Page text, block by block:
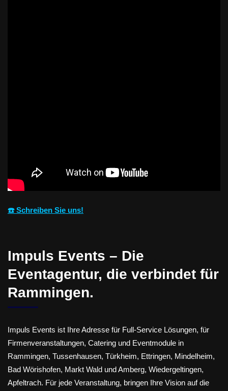
☎️ Schreiben Sie uns!
Impuls Events – Die
Eventagentur, die verbindet für
Rammingen.
Impuls Events ist Ihre Adresse für Full-Service Lösungen, für
Firmenveranstaltungen, Catering und Eventmodule in
Rammingen, Tussenhausen, Türkheim, Ettringen, Mindelheim,
Bad Wörishofen, Markt Wald und Amberg, Wiedergeltingen,
Apfeltrach. Für jede Veranstaltung, bringen Ihre Vision auf die